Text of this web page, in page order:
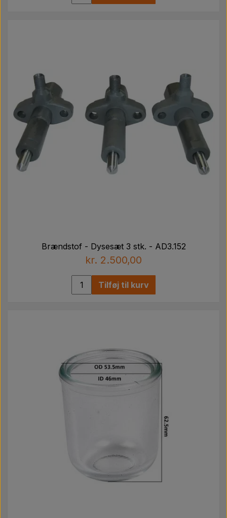
Brændstof - Dysesæt 3 stk. - AD3.152
kr. 2.500,00
Tilføj til kurv